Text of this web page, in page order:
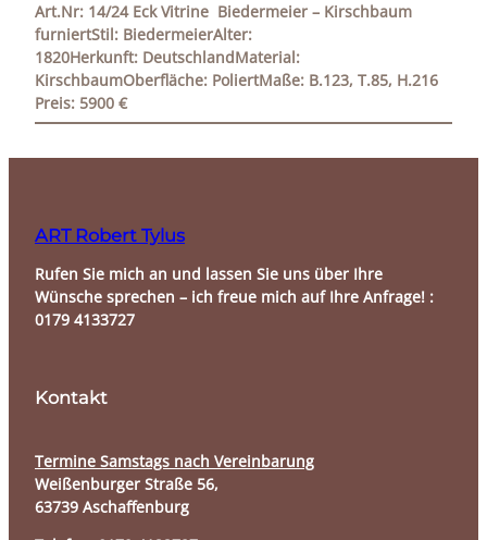
Art.Nr: 14/24 Eck Vitrine Biedermeier – Kirschbaum
furniertStil: BiedermeierAlter:
1820Herkunft: DeutschlandMaterial:
KirschbaumOberfläche: PoliertMaße: B.123, T.85, H.216
Preis: 5900 €
ART Robert Tylus
Rufen Sie mich an und lassen Sie uns über Ihre
Wünsche sprechen – ich freue mich auf Ihre Anfrage! :
0179 4133727
Kontakt
Termine Samstags nach Vereinbarung​
Weißenburger Straße 56,
63739 Aschaffenburg